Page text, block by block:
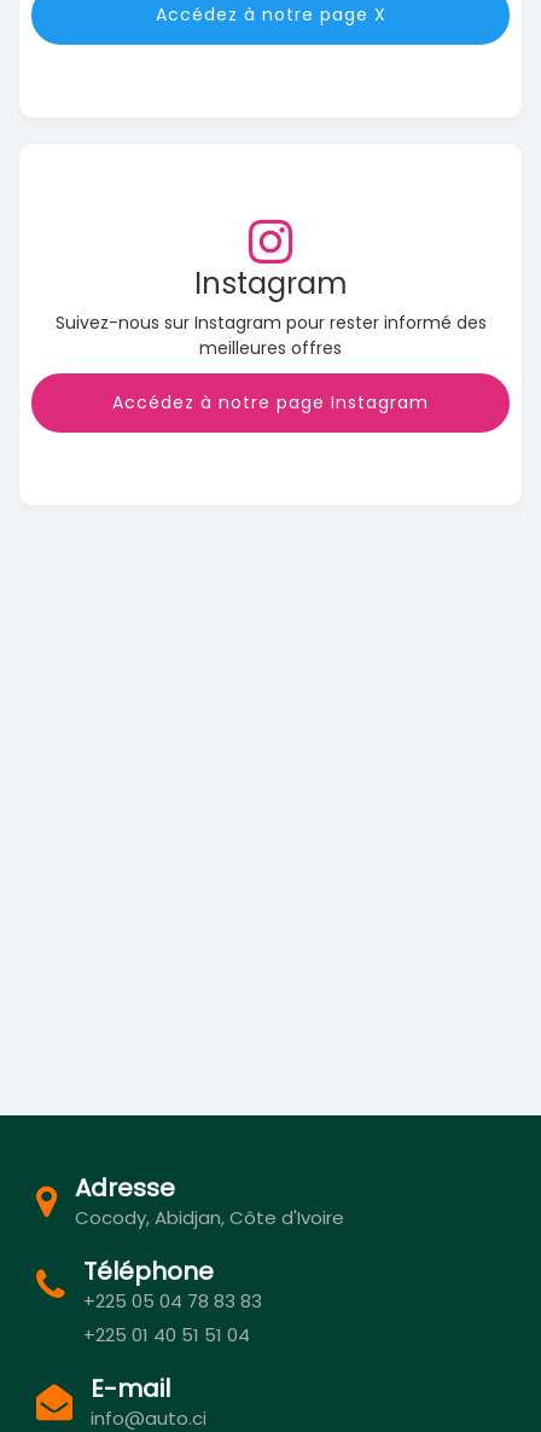
Accédez à notre page X
Instagram
Suivez-nous sur Instagram pour rester informé des
meilleures offres
Accédez à notre page Instagram
Adresse
Cocody, Abidjan, Côte d'Ivoire
Téléphone
+225 05 04 78 83 83
+225 01 40 51 51 04
E-mail
info@auto.ci